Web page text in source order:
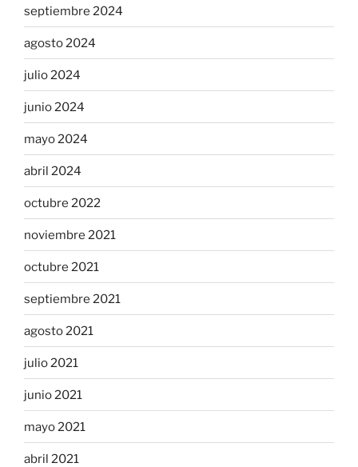
septiembre 2024
agosto 2024
julio 2024
junio 2024
mayo 2024
abril 2024
octubre 2022
noviembre 2021
octubre 2021
septiembre 2021
agosto 2021
julio 2021
junio 2021
mayo 2021
abril 2021